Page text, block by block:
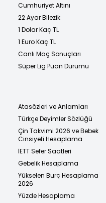
Cumhuriyet Altını
22 Ayar Bilezik
1 Dolar Kaç TL
1 Euro Kaç TL
Canlı Maç Sonuçları
Süper Lig Puan Durumu
Atasözleri ve Anlamları
Türkçe Deyimler Sözlüğü
Çin Takvimi 2026 ve Bebek
Cinsiyeti Hesaplama
İETT Sefer Saatleri
Gebelik Hesaplama
Yükselen Burç Hesaplama
2026
Yüzde Hesaplama